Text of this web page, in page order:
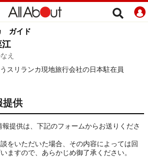
ガイド
江
え
スリランカ現地旅行会社の日本駐在員
提供
提供は、下記のフォームからお送りくださ
をいただいた場合、その内容によっては回
ますので、あらかじめ御了承ください。